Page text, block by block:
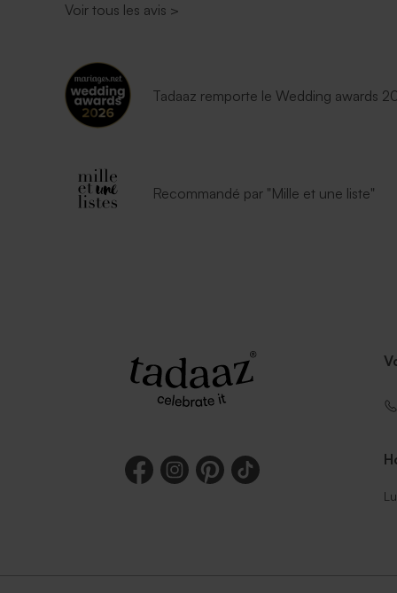
Voir tous les avis >
Tadaaz remporte le Wedding awards
Recommandé par "Mille et une liste"